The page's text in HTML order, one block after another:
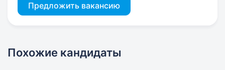
Предложить вакансию
Похожие кандидаты